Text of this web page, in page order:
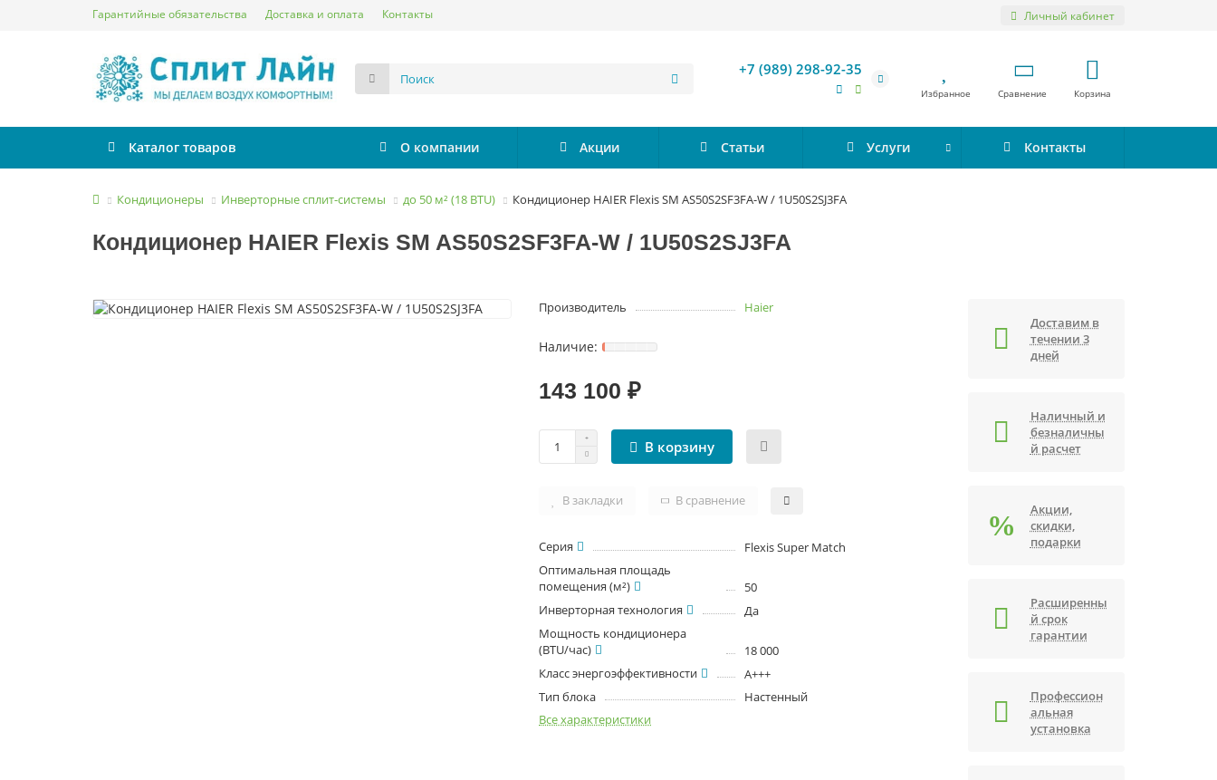
Гарантийные обязательства Доставка и оплата Контакты Личный кабинет
+7 (989) 298-92-35
Избранное Сравнение Корзина
Каталог товаров О компании Акции Статьи Услуги Контакты
Кондиционеры Инверторные сплит-системы до 50 м² (18 BTU) Кондиционер HAIER Flexis SM AS50S2SF3FA-W / 1U50S2SJ3FA
Кондиционер HAIER Flexis SM AS50S2SF3FA-W / 1U50S2SJ3FA
Производитель Haier
143 100 ₽
В корзину
В закладки В сравнение
Серия
Flexis Super Match
Оптимальная площадь
помещения (м²)
50
Инверторная технология
Да
Мощность кондиционера
(BTU/час)
18 000
Класс энергоэффективности
A+++
Тип блока
Настенный
Все характеристики
Доставим в
течении 3
дней
Наличный и
безналичны
й расчет
Акции,
скидки,
подарки
Расширенны
й срок
гарантии
Профессион
альная
установка